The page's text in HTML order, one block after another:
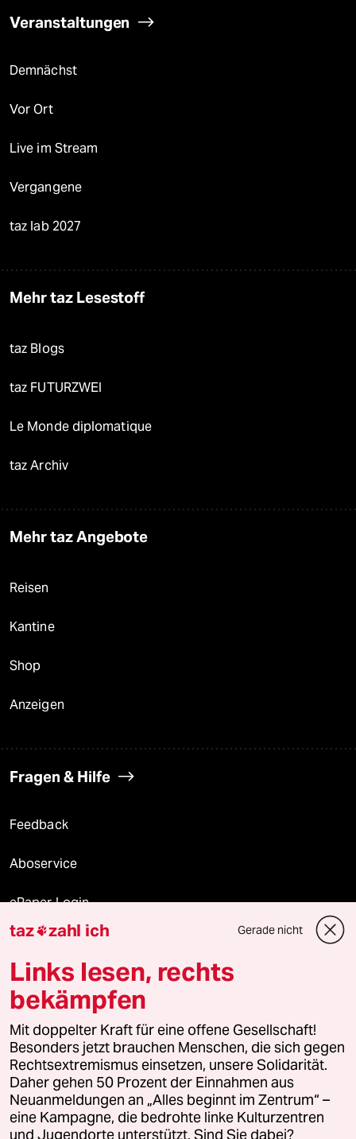
Veranstaltungen
Demnächst
Vor Ort
Live im Stream
Vergangene
taz lab 2027
Mehr taz Lesestoff
taz Blogs
taz FUTURZWEI
Le Monde diplomatique
taz Archiv
Mehr taz Angebote
Reisen
Kantine
Shop
Anzeigen
Fragen & Hilfe
Feedback
Aboservice
ePaper Login
Downloads für Abonnierende
© 2026 taz Verlags und Vertriebs GmbH
Alle Rechte vorbehalten. Bei rechtlichen Fragen oder für Genehmigungen
wenden Sie sich bitte an
lizenzen@taz.de
Feedback Redaktionsstatut Kommune-Richtlinien
Leitlinie Informant Datenschutz Impressum AGB
taz zahl ich Gerade nicht
Links lesen, rechts
bekämpfen
Mit doppelter Kraft für eine offene Gesellschaft!
Besonders jetzt brauchen Menschen, die sich gegen
Rechtsextremismus einsetzen, unsere Solidarität.
Daher gehen 50 Prozent der Einnahmen aus
Neuanmeldungen an „Alles beginnt im Zentrum“ –
eine Kampagne, die bedrohte linke Kulturzentren
und Jugendorte unterstützt. Sind Sie dabei?